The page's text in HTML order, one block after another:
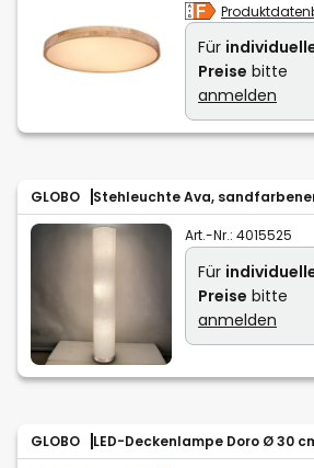
Für
Preise bitte
anmelden
GLOBO Stehleuchte Ava,
Art.-Nr.: 4015525
Für
Preise bitte
anmelden
GLOBO LED-Deckenlampe Doro Ø 30